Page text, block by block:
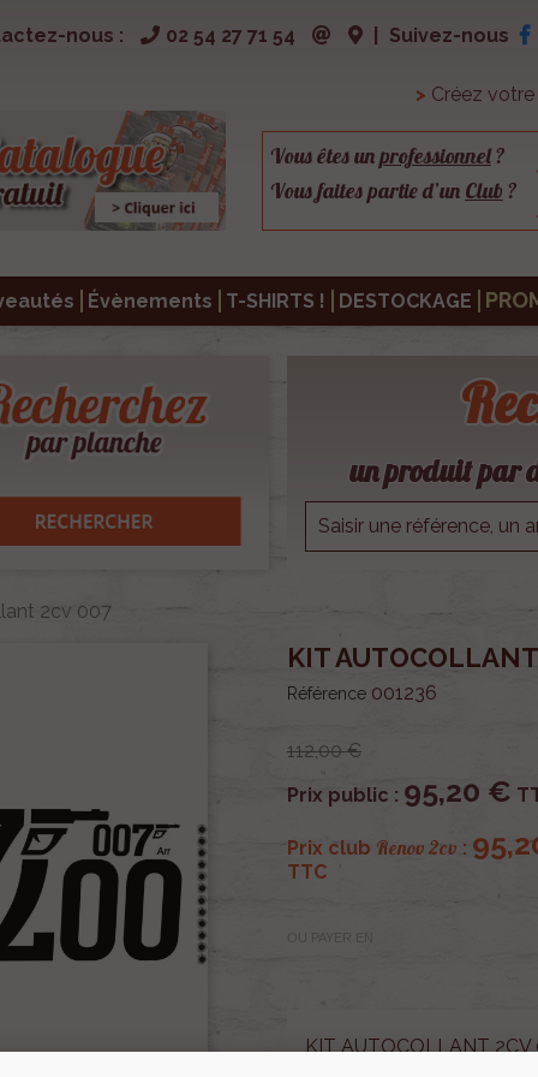
nous : 02 54 27 71 54 Suivez-nous
> Créez
Vous êtes unprofessionnel?
Vous faites partie d’un Club ?
Évènements T-SHIRTS ! DESTOCKAGE
un produit par
2cv 007
KIT
Référence 001236
112,00 €
Prix public : 95,20 €
Prix club Renov 2cv :
TTC
OU PAYER EN
KIT AUTOCOLLANT 2CV